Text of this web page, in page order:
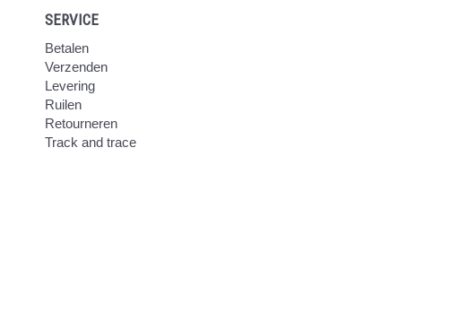
SERVICE
Betalen
Verzenden
Levering
Ruilen
Retourneren
Track and trace